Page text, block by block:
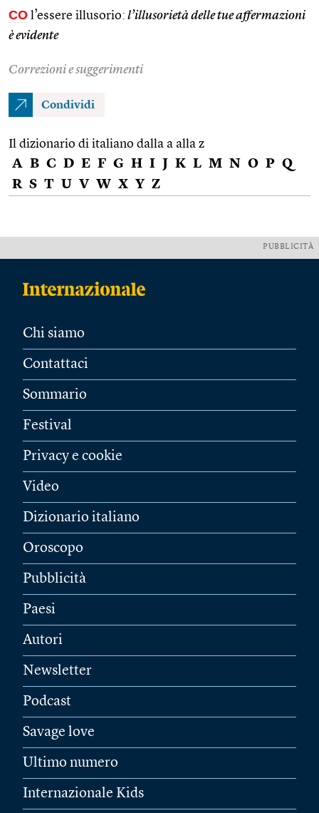
CO l’essere illusorio: l’illusorietà delle tue affermazioni
è evidente
Correzioni e suggerimenti
Condividi
Il dizionario di italiano dalla a alla z
A B C D E F G H I J K L M N O P Q
R S T U V W X Y Z
PUBBLICITÀ
Chi siamo
Contattaci
Sommario
Festival
Privacy e cookie
Video
Dizionario italiano
Oroscopo
Pubblicità
Paesi
Autori
Newsletter
Podcast
Savage love
Ultimo numero
Internazionale Kids